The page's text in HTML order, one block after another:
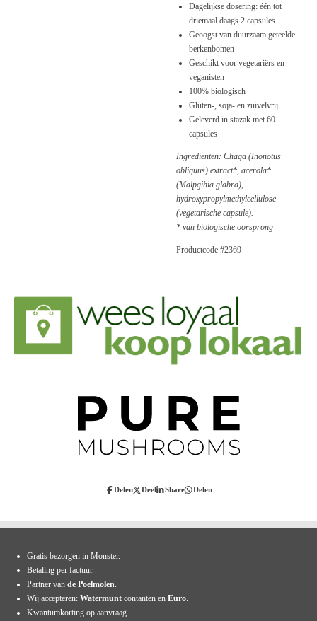
Dagelijkse dosering: één tot
driemaal daags 2 capsules
Geoogst van duurzaam geteelde
berkenbomen
Geschikt voor vegetariërs en
veganisten
100% biologisch
Gluten-, soja- en zuivelvrij
Geleverd in stazak met 60
capsules
Ingrediënten: Chaga (Inonotus
obliquus) extract*, acerola*
(Malpgihia glabra),
hydroxypropylmethylcellulose
(vegetarische capsule).
* van biologische oorsprong
Productcode #2369
Delen Deel Share Delen
Gratis bezorgen in Monster.
Betaling per factuur.
Partner van de Poelmolen.
Wij accepteren: Watermunt contanten en Euro.
Kwantumkorting op aanvraag.